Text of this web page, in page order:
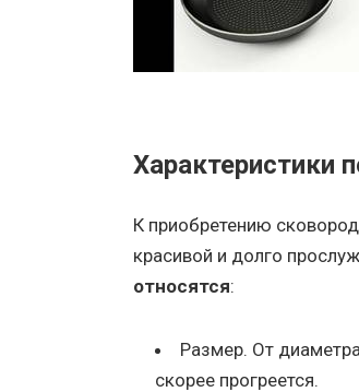
Характеристики
К приобретению
красивой и долго
относятся:
Размер. От
скорее прогреется.